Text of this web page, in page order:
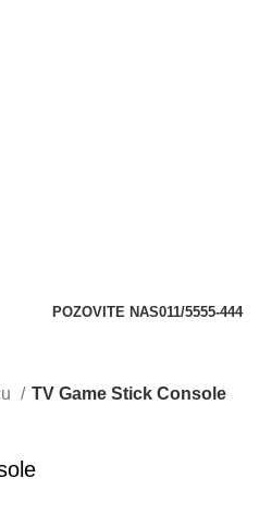
POZOVITE NAS011/5555-444
TV Game Stick Console